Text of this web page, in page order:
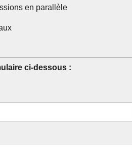
en parallèle
ci-dessous :